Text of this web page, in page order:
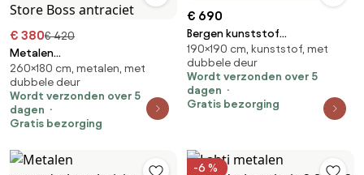
€ 380€ 420
Metalen
gereedschapsschuurtje
Oklahoma 2,6 x 1,8 m Store
Boss antraciet
260×180 cm, metalen, met
dubbele deur
Wordt verzonden over 5
dagen
Gratis bezorging
€ 690
Bergen kunststof
gereedschapshuisje 1,9 x 1,9 m
CoverTech antraciet
190×190 cm, kunststof, met
dubbele deur
Wordt verzonden over 5
dagen
Gratis bezorging
-6 %